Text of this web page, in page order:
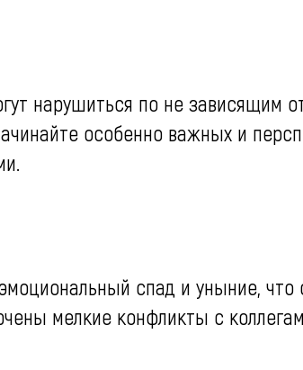
нарушиться по не зависящим
особенно важных и
спад и уныние,
мелкие конфликты с